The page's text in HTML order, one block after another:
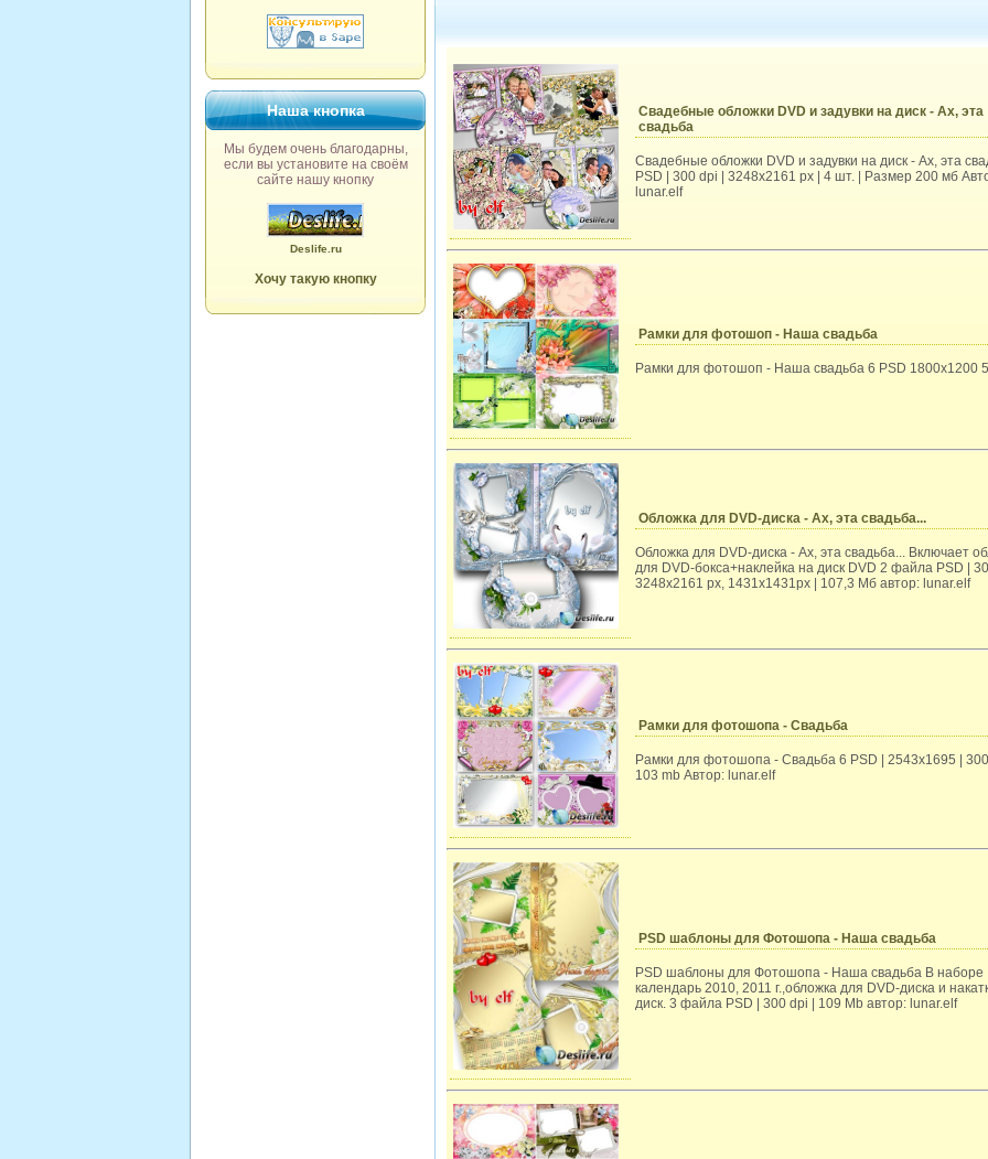
Наша кнопка
Мы будем очень благодарны,
если вы установите на своём
сайте нашу кнопку
Deslife.ru
Хочу такую кнопку
Свадебные обложки DVD и задувки на диск - Ах, эта
свадьба
Свадебные обложки DVD и задувки на диск - Ах, эта
PSD | 300 dpi | 3248x2161 px | 4 шт. | Размер 200 мб
lunar.elf
Рамки для фотошоп - Наша свадьба
Рамки для фотошоп - Наша свадьба 6 PSD 1800x1200
Обложка для DVD-диска - Ах, эта свадьба...
Обложка для DVD-диска - Ах, эта свадьба... Включает
для DVD-бокса+наклейка на диск DVD 2 файла PSD |
3248x2161 px, 1431x1431px | 107,3 Мб автор: lunar.elf
Рамки для фотошопа - Свадьба
Рамки для фотошопа - Свадьба 6 PSD | 2543x1695 |
103 mb Автор: lunar.elf
PSD шаблоны для Фотошопа - Наша свадьба
PSD шаблоны для Фотошопа - Наша свадьба В наборе
календарь 2010, 2011 г.,обложка для DVD-диска и
диск. 3 файла PSD | 300 dpi | 109 Мb автор: lunar.elf